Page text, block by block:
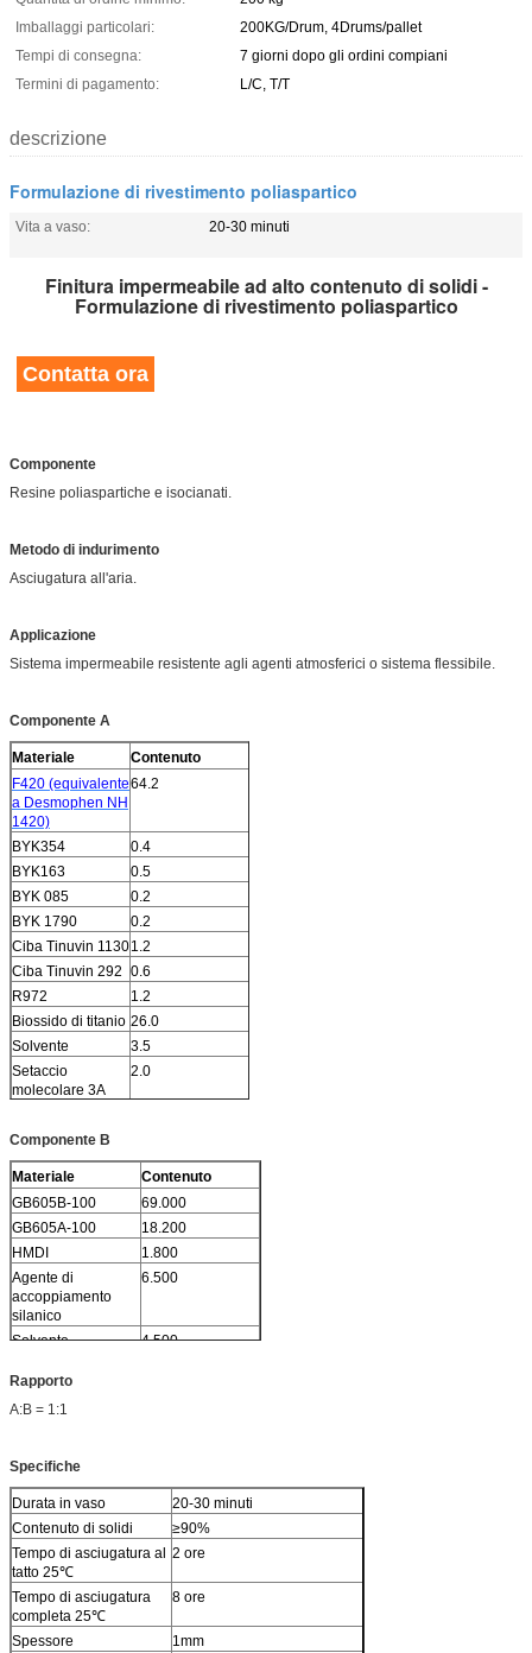
Imballaggi particolari:
200KG/Drum, 4Drums/pallet
Tempi di consegna:
7 giorni dopo gli ordini compiani
Termini di pagamento:
L/C, T/T
descrizione
Formulazione di rivestimento poliaspartico
Vita a vaso: 20-30 minuti
Finitura impermeabile ad alto contenuto di solidi -
Formulazione di rivestimento poliaspartico
Contatta ora
Componente
Resine poliaspartiche e isocianati.
Metodo di indurimento
Asciugatura all'aria.
Applicazione
Sistema impermeabile resistente agli agenti atmosferici o sistema flessibile.
Componente A
Materiale
Contenuto
F420 (equivalente
a Desmophen NH
1420)
64.2
BYK354
0.4
BYK163
0.5
BYK 085
0.2
BYK 1790
0.2
Ciba Tinuvin 11301.2
Ciba Tinuvin 292 0.6
R972
1.2
Biossido di titanio 26.0
Solvente
3.5
Setaccio
molecolare 3A
2.0
Componente B
Materiale
Contenuto
GB605B-100
69.000
GB605A-100
18.200
HMDI
1.800
Agente di
accoppiamento
silanico
6.500
Solvente 4.500
Rapporto
A:B = 1:1
Specifiche
Durata in vaso
20-30 minuti
Contenuto di solidi
≥90%
Tempo di asciugatura al
tatto 25℃
2 ore
Tempo di asciugatura
completa 25℃
8 ore
Spessore
1mm